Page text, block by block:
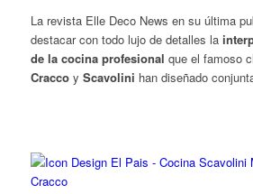
La revista Elle Deco News en su última
destacar con todo lujo de detalles la
de la cocina profesional que el famoso
Craccoy Scavolini han diseñado